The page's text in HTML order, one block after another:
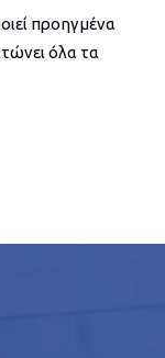
προηγμένα
όλα τα